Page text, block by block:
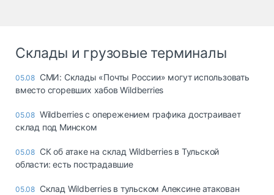
Склады и грузовые терминалы
05.08 СМИ: Склады «Почты России» могут использовать
вместо сгоревших хабов Wildberries
05.08 Wildberries с опережением графика достраивает
склад под Минском
05.08 СК об атаке на склад Wildberries в Тульской
области: есть пострадавшие
05.08 Склад Wildberries в тульском Алексине атакован